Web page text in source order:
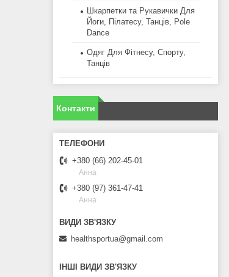
Шкарпетки та Рукавички Для
Йоги, Пілатесу, Танців, Pole
Dance
Одяг Для Фітнесу, Спорту,
Танців
Контакти
+380 (66) 202-45-01
Анна
+380 (97) 361-47-41
Анна
healthsportua@gmail.com
ІНШІ ВИДИ ЗВ'ЯЗКУ